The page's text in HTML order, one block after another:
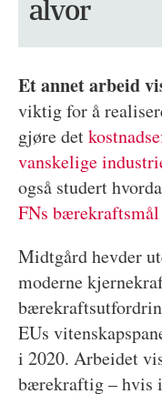
alvor
Et annet arbeid
viktig for å
gjøre det
vanskelige
også studert
FNs
Midtgård hevder
moderne
EUs
i 2020. Arbeidet
bærekraftig – hvis